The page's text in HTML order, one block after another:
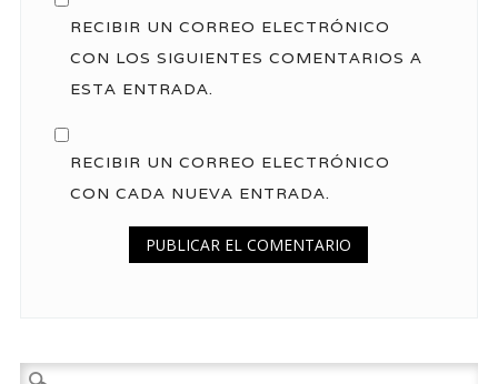
RECIBIR UN CORREO ELECTRÓNICO
CON LOS SIGUIENTES COMENTARIOS A
ESTA ENTRADA.
RECIBIR UN CORREO ELECTRÓNICO
CON CADA NUEVA ENTRADA.
Buscar: